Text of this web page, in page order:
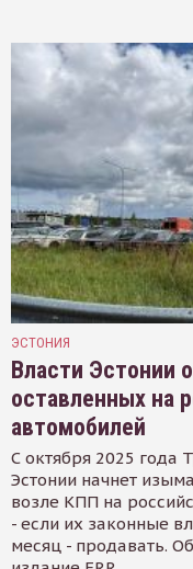
ЭСТОНИЯ
Власти Эстонии
оставленных на
автомобилей
С октября 2025 года
Эстонии начнет
возле КПП на
- если их законные
месяц - продавать.